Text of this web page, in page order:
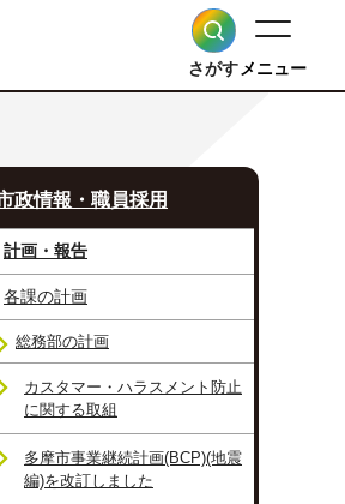
さがすメニュー
政情報・職員採用
計画・報告
各課の計画
総務部の計画
カスタマー・ハラスメント防止
に関する取組
多摩市事業継続計画(BCP)(地震
編)を改訂しました